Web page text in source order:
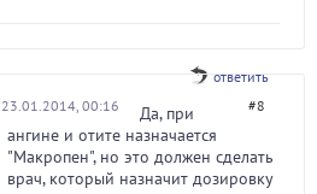
ответить
23.01.2014, 00:16 #8
Да, при
ангине и отите назначается
"Макропен", но это должен сделать
врач, который назначит дозировку